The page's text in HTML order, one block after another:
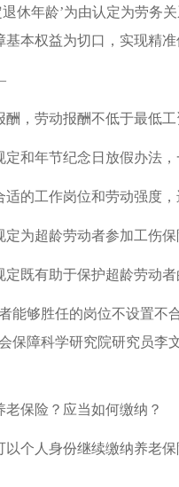
休年龄’为由认定为劳
本权益为切口，实现精
，劳动报酬不低于最低工
和年节纪念日放假办法
的工作岗位和劳动强度
为超龄劳动者参加工伤保
既有助于保护超龄劳动
能够胜任的岗位不设置
保障科学研究院研究员
保险？应当如何缴纳？
个人身份继续缴纳养老